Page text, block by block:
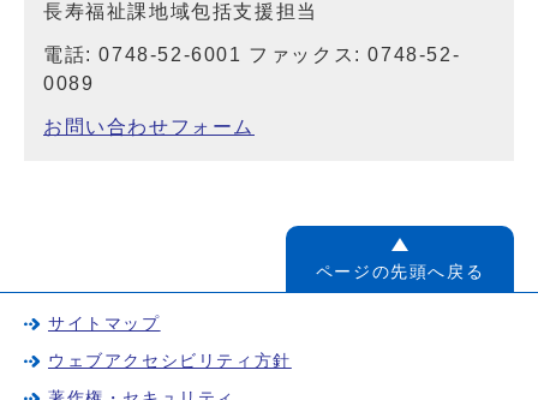
長寿福祉課地域包括支援担当
電話: 0748-52-6001 ファックス: 0748-52-
0089
お問い合わせフォーム
ページの先頭へ戻る
サイトマップ
ウェブアクセシビリティ方針